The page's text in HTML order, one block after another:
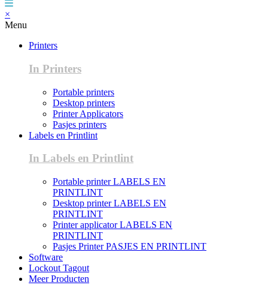
×
Menu
Printers
In Printers
Portable printers
Desktop printers
Printer Applicators
Pasjes printers
Labels en Printlint
In Labels en Printlint
Portable printer LABELS EN
PRINTLINT
Desktop printer LABELS EN
PRINTLINT
Printer applicator LABELS EN
PRINTLINT
Pasjes Printer PASJES EN PRINTLINT
Software
Lockout Tagout
Meer Producten